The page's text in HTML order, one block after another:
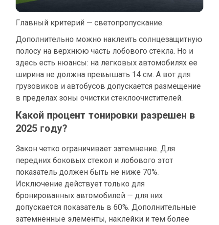
Главный критерий — светопропускание.
Дополнительно можно наклеить солнцезащитную
полосу на верхнюю часть лобового стекла. Но и
здесь есть нюансы: на легковых автомобилях ее
ширина не должна превышать 14 см. А вот для
грузовиков и автобусов допускается размещение
в пределах зоны очистки стеклоочистителей.
Какой процент тонировки разрешен в
2025 году?
Закон четко ограничивает затемнение. Для
передних боковых стекол и лобового этот
показатель должен быть не ниже 70%.
Исключение действует только для
бронированных автомобилей — для них
допускается показатель в 60%. Дополнительные
затемненные элементы, наклейки и тем более